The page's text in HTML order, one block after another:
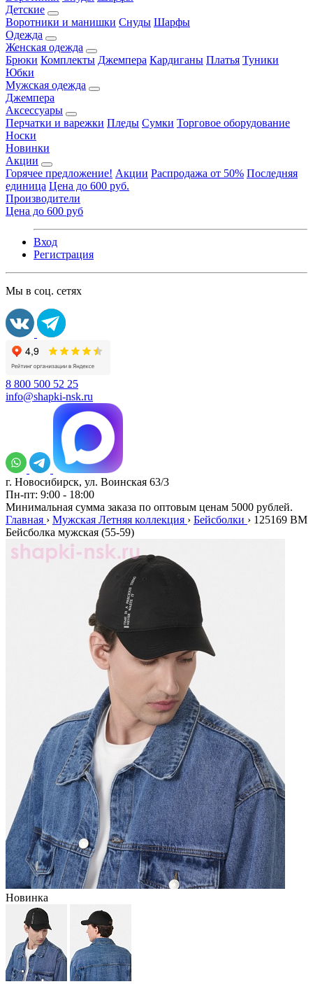
Детские
Воротники и манишки Снуды Шарфы
Одежда
Женская одежда
Брюки Комплекты Джемпера Кардиганы Платья Туники
Юбки
Мужская одежда
Джемпера
Аксессуары
Перчатки и варежки Пледы Сумки Торговое оборудование
Носки
Новинки
Акции
Горячее предложение! Акции Распродажа от 50% Последняя
единица Цена до 600 руб.
Производители
Цена до 600 руб
Вход
Регистрация
Мы в соц. сетях
8 800 500 52 25
info@shapki-nsk.ru
г. Новосибирск, ул. Воинская 63/3
Пн-пт: 9:00 - 18:00
Минимальная сумма заказа по оптовым ценам 5000 рублей.
Главная › Мужская Летняя коллекция › Бейсболки › 125169 BM
Бейсболка мужская (55-59)
Новинка